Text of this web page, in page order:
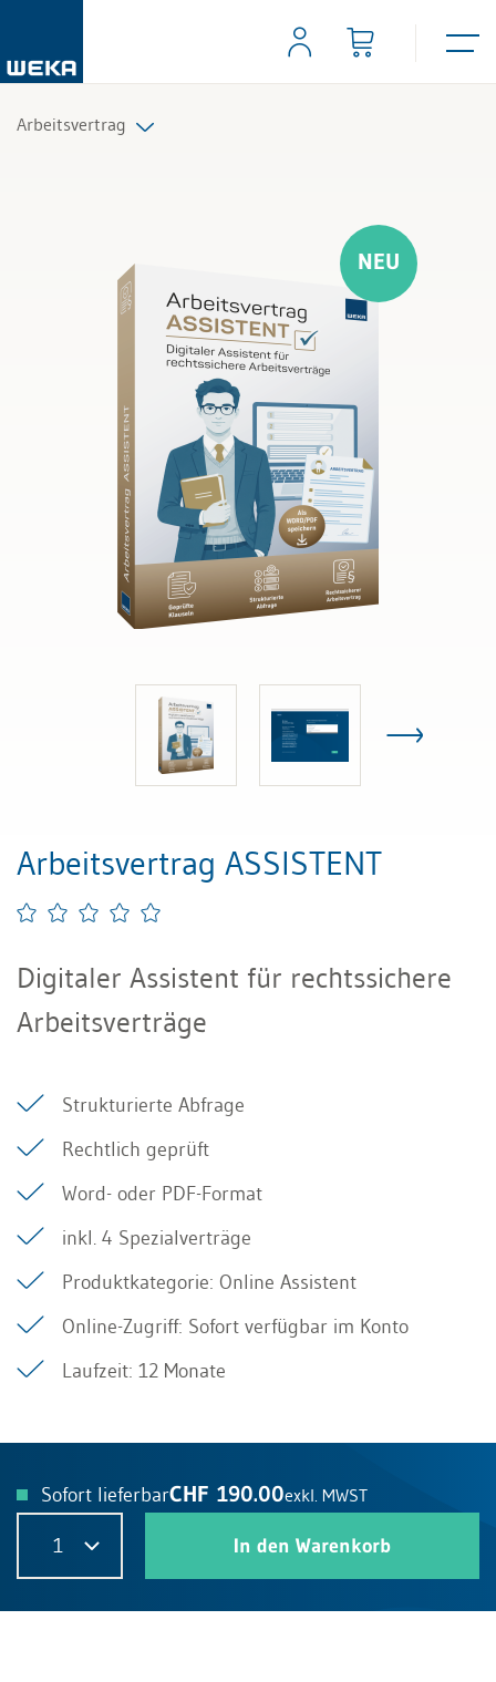
Arbeitsvertrag
Arbeitsvertrag ASSISTENT
Digitaler Assistent für rechtssichere
Arbeitsverträge
Strukturierte Abfrage
Rechtlich geprüft
Word- oder PDF-Format
inkl. 4 Spezialverträge
Produktkategorie: Online Assistent
Online-Zugriff: Sofort verfügbar im Konto
Laufzeit: 12 Monate
Sofort lieferbarCHF 190.00exkl. MWST
1 In den Warenkorb